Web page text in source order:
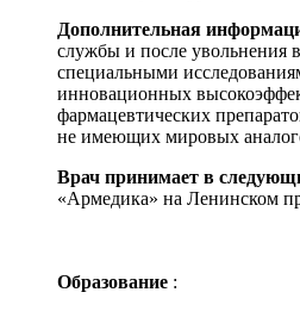
Дополнительная
службы и после увольнения
специальными
инновационных
фармацевтических
не имеющих мировых
Врач принимает в
«Армедика» на Ленинском
Образование :